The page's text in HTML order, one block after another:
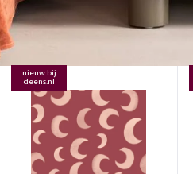
nieuw bij
deens.nl